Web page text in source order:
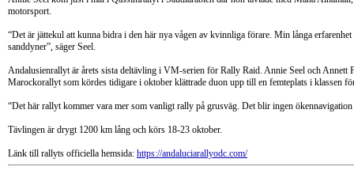
motorsport.
“Det är jättekul att kunna bidra i den här nya vågen av kvinnliga förare. Min långa
sanddyner”, säger Seel.
Andalusienrallyt är årets sista deltävling i VM-serien för Rally Raid. Annie Seel och Annett
Marockorallyt som kördes tidigare i oktober klättrade duon upp till en femteplats i klassen
“Det här rallyt kommer vara mer som vanligt rally på grusväg. Det blir ingen
Tävlingen är drygt 1200 km lång och körs 18-23 oktober.
Länk till rallyts officiella hemsida: https://andaluciarallyodc.com/